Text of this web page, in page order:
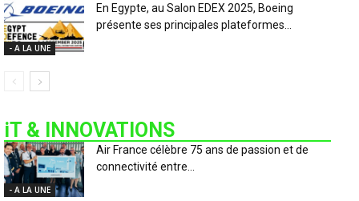
- A LA UNE
En Egypte, au Salon EDEX 2025, Boeing
présente ses principales plateformes...
iT & INNOVATIONS
- A LA UNE
Air France célèbre 75 ans de passion et de
connectivité entre...